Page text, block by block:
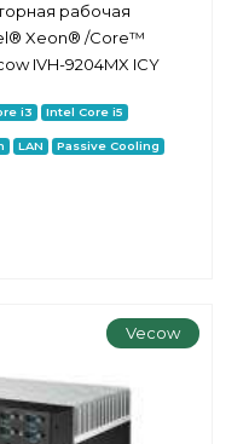
рабочая
Xeon® /Core™
IVH-9204MX ICY
i3 Intel Core i5
LAN Passive Cooling
Vecow